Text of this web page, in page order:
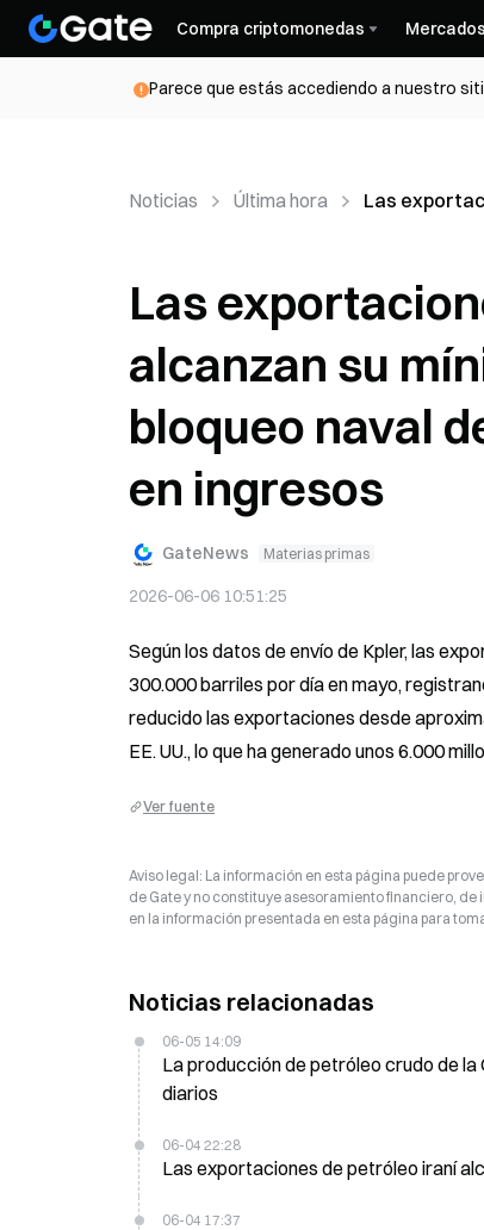
Compra criptomonedas Mercados
Parece que estás accediendo a nuestro
Noticias Última hora Las
Las
alcanzan su
bloqueo naval
en ingresos
GateNews Materias primas
2026-06-06 10:51:25
Según los datos de envío de Kpler, las
300.000 barriles por día en mayo,
reducido las exportaciones desde
EE. UU., lo que ha generado unos 6.000
Ver fuente
Aviso legal: La información en esta página puede
de Gate y no constituye asesoramiento financiero,
en la información presentada en esta página para
Noticias relacionadas
06-05 14:09
La producción de petróleo crudo de la
diarios
06-04 22:28
Las exportaciones de petróleo iraní
06-04 17:37